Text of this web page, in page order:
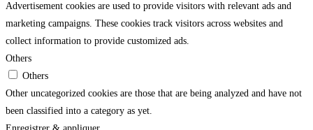
Advertisement cookies are used to provide visitors with relevant ads and
marketing campaigns. These cookies track visitors across websites and
collect information to provide customized ads.
Others
Others
Other uncategorized cookies are those that are being analyzed and have not
been classified into a category as yet.